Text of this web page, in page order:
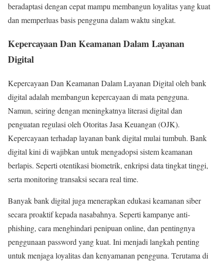
beradaptasi dengan cepat mampu membangun loyalitas yang kuat
dan memperluas basis pengguna dalam waktu singkat.
Kepercayaan Dan Keamanan Dalam Layanan
Digital
Kepercayaan Dan Keamanan Dalam Layanan Digital oleh bank
digital adalah membangun kepercayaan di mata pengguna.
Namun, seiring dengan meningkatnya literasi digital dan
penguatan regulasi oleh Otoritas Jasa Keuangan (OJK).
Kepercayaan terhadap layanan bank digital mulai tumbuh. Bank
digital kini di wajibkan untuk mengadopsi sistem keamanan
berlapis. Seperti otentikasi biometrik, enkripsi data tingkat tinggi,
serta monitoring transaksi secara real time.
Banyak bank digital juga menerapkan edukasi keamanan siber
secara proaktif kepada nasabahnya. Seperti kampanye anti-
phishing, cara menghindari penipuan online, dan pentingnya
penggunaan password yang kuat. Ini menjadi langkah penting
untuk menjaga loyalitas dan kenyamanan pengguna. Terutama di